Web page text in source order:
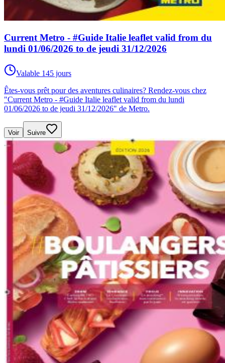
Current Metro - #Guide Italie leaflet valid from du
lundi 01/06/2026 to de jeudi 31/12/2026
Valable 145 jours
Êtes-vous prêt pour des aventures culinaires? Rendez-vous chez
"Current Metro - #Guide Italie leaflet valid from du lundi
01/06/2026 to de jeudi 31/12/2026" de Metro.
Voir Suivre